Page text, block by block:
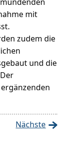
mit
zudem die
und die
Nächste